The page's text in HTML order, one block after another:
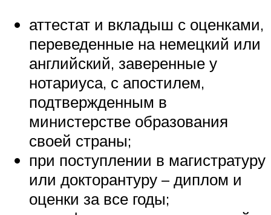
аттестат и вкладыш с оценками,
переведенные на немецкий или
английский, заверенные у
нотариуса, с апостилем,
подтвержденным в
министерстве образования
своей страны;
при поступлении в магистратуру
или докторантуру – диплом и
оценки за все годы;